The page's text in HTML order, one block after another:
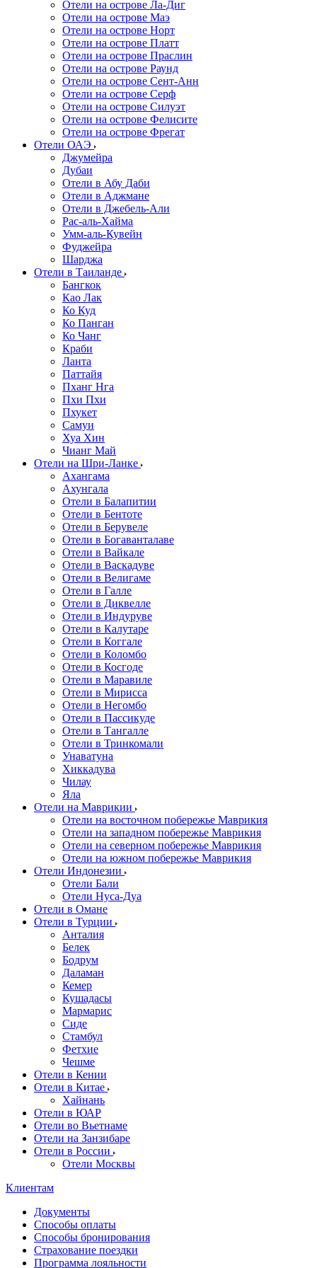
Отели на острове Ла-Диг
Отели на острове Маэ
Отели на острове Норт
Отели на острове Платт
Отели на острове Праслин
Отели на острове Раунд
Отели на острове Сент-Анн
Отели на острове Серф
Отели на острове Силуэт
Отели на острове Фелисите
Отели на острове Фрегат
Отели ОАЭ
Джумейра
Дубаи
Отели в Абу Даби
Отели в Аджмане
Отели в Джебель-Али
Рас-аль-Хайма
Умм-аль-Кувейн
Фуджейра
Шарджа
Отели в Таиланде
Бангкок
Као Лак
Ко Куд
Ко Панган
Ко Чанг
Краби
Ланта
Паттайя
Пханг Нга
Пхи Пхи
Пхукет
Самуи
Хуа Хин
Чианг Май
Отели на Шри-Ланке
Ахангама
Ахунгала
Отели в Балапитии
Отели в Бентоте
Отели в Берувеле
Отели в Богаванталаве
Отели в Вайкале
Отели в Васкадуве
Отели в Велигаме
Отели в Галле
Отели в Диквелле
Отели в Индуруве
Отели в Калутаре
Отели в Коггале
Отели в Коломбо
Отели в Косгоде
Отели в Маравиле
Отели в Мирисса
Отели в Негомбо
Отели в Пассикуде
Отели в Тангалле
Отели в Тринкомали
Унаватуна
Хиккадува
Чилау
Яла
Отели на Маврикии
Отели на восточном побережье Маврикия
Отели на западном побережье Маврикия
Отели на северном побережье Маврикия
Отели на южном побережье Маврикия
Отели Индонезии
Отели Бали
Отели Нуса-Дуа
Отели в Омане
Отели в Турции
Анталия
Белек
Бодрум
Даламан
Кемер
Кушадасы
Мармарис
Сиде
Стамбул
Фетхие
Чешме
Отели в Кении
Отели в Китае
Хайнань
Отели в ЮАР
Отели во Вьетнаме
Отели на Занзибаре
Отели в России
Отели Москвы
Клиентам
Документы
Способы оплаты
Способы бронирования
Страхование поездки
Программа лояльности